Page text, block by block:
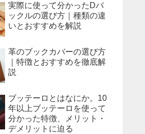
実際に使って分かったDバ
ックルの選び方｜種類の違
いとおすすめを解説
革のブックカバーの選び方
｜特徴とおすすめを徹底解
説
ブッテーロとはなにか。10
年以上ブッテーロを使って
分かった特徴、メリット・
デメリットに迫る